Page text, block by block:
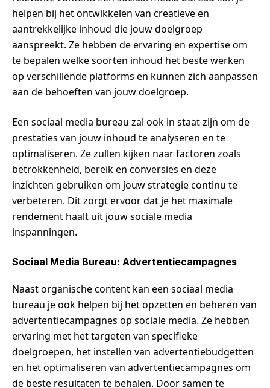
helpen bij het ontwikkelen van creatieve en
aantrekkelijke inhoud die jouw doelgroep
aanspreekt. Ze hebben de ervaring en expertise om
te bepalen welke soorten inhoud het beste werken
op verschillende platforms en kunnen zich aanpassen
aan de behoeften van jouw doelgroep.
Een sociaal media bureau zal ook in staat zijn om de
prestaties van jouw inhoud te analyseren en te
optimaliseren. Ze zullen kijken naar factoren zoals
betrokkenheid, bereik en conversies en deze
inzichten gebruiken om jouw strategie continu te
verbeteren. Dit zorgt ervoor dat je het maximale
rendement haalt uit jouw sociale media
inspanningen.
Sociaal Media Bureau: Advertentiecampagnes
Naast organische content kan een sociaal media
bureau je ook helpen bij het opzetten en beheren van
advertentiecampagnes op sociale media. Ze hebben
ervaring met het targeten van specifieke
doelgroepen, het instellen van advertentiebudgetten
en het optimaliseren van advertentiecampagnes om
de beste resultaten te behalen. Door samen te